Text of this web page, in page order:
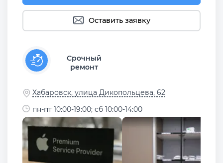
Оставить заявку
Срочный
ремонт
Хабаровск, улица Дикопольцева, 62
пн-пт 10:00-19:00; сб 10:00-14:00